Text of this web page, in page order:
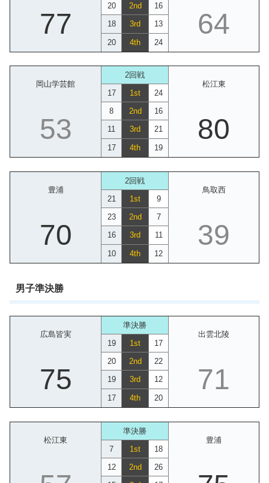
77
20 2nd 16
64
18 3rd 13
20 4th 24
岡山学芸館
2回戦
松江東
17
1st 24
53
8 2nd 16
80
11 3rd 21
17 4th 19
豊浦
2回戦
鳥取西
21
1st 9
70
23 2nd 7
39
16 3rd 11
10 4th 12
男子準決勝
広島皆実
準決勝
出雲北陵
19
1st 17
75
20 2nd 22
71
19 3rd 12
17 4th 20
松江東
準決勝
豊浦
7
1st 18
12 2nd 26